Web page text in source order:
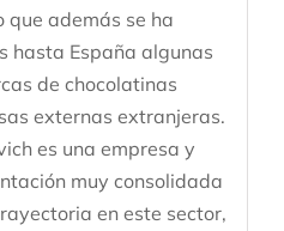
además se ha
hasta España algunas
de chocolatinas
externas extranjeras.
es una empresa y
muy consolidada
en este sector,